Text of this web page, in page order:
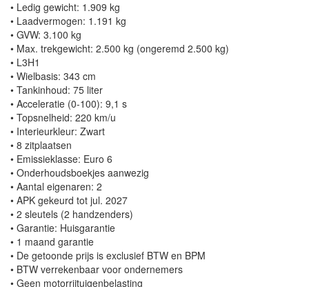
• Ledig gewicht: 1.909 kg
• Laadvermogen: 1.191 kg
• GVW: 3.100 kg
• Max. trekgewicht: 2.500 kg (ongeremd 2.500 kg)
• L3H1
• Wielbasis: 343 cm
• Tankinhoud: 75 liter
• Acceleratie (0-100): 9,1 s
• Topsnelheid: 220 km/u
• Interieurkleur: Zwart
• 8 zitplaatsen
• Emissieklasse: Euro 6
• Onderhoudsboekjes aanwezig
• Aantal eigenaren: 2
• APK gekeurd tot jul. 2027
• 2 sleutels (2 handzenders)
• Garantie: Huisgarantie
• 1 maand garantie
• De getoonde prijs is exclusief BTW en BPM
• BTW verrekenbaar voor ondernemers
• Geen motorrijtuigenbelasting